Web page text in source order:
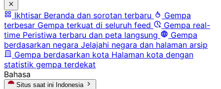
Ikhtisar Beranda dan sorotan terbaru
Gempa
terbesar Gempa terkuat di seluruh feed
Gempa real-
time Peristiwa terbaru dan peta langsung
Gempa
berdasarkan negara Jelajahi negara dan halaman arsip
Gempa berdasarkan kota Halaman kota dengan
statistik gempa terdekat
Bahasa
Situs saat ini Indonesia